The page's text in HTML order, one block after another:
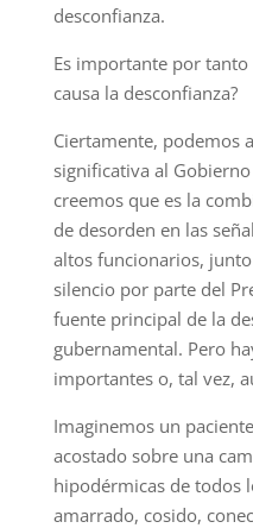
desconfianza.
Es importante por
causa la desconfianza?
Ciertamente, podemos
significativa al
creemos que es la
de desorden en las
altos funcionarios,
silencio por parte del
fuente principal de la
gubernamental. Pero
importantes o, tal vez,
Imaginemos un
acostado sobre una
hipodérmicas de todos
amarrado, cosido,